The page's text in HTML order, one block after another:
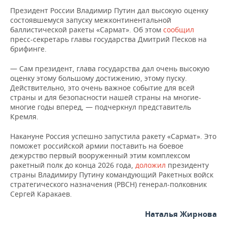
ОТКРЫТАЯ ЛЕКЦИЯ
БАСКЕТБОЛ
ВОЛЕЙБОЛ
ФИГУРНОЕ КАТАНИЕ
ВОДНЫЕ ВИДЫ СПОРТА
ХОККЕЙ С МЯЧОМ
ИНФРАСТРУКТУРА
ИСТОРИЯ
МЕДИЦИНА
ОБРАЗОВАНИЕ
ПРОИСШЕСТВИЯ
СПРАВОЧНИК
СПИСОК ПЕРСОН
ПОЛНАЯ ВЕРСИЯ
Президент России Владимир Путин дал высокую оценку
состоявшемуся запуску межконтинентальной
баллистической ракеты «Сармат». Об этом сообщил
пресс-секретарь главы государства Дмитрий Песков на
брифинге.
— Сам президент, глава государства дал очень высокую
оценку этому большому достижению, этому пуску.
Действительно, это очень важное событие для всей
страны и для безопасности нашей страны на многие-
многие годы вперед, — подчеркнул представитель
Кремля.
Накануне Россия успешно запустила ракету «Сармат». Это
поможет российской армии поставить на боевое
дежурство первый вооруженный этим комплексом
ракетный полк до конца 2026 года, доложил президенту
страны Владимиру Путину командующий Ракетных войск
стратегического назначения (РВСН) генерал-полковник
Сергей Каракаев.
Наталья Жирнова